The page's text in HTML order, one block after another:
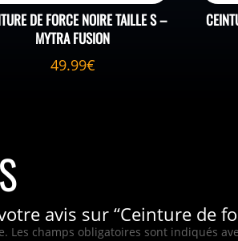
DE FORCE NOIRE TAILLE S –
MYTRA FUSION
49.99€
avis sur “Ceinture de
Les champs obligatoires sont indiqués